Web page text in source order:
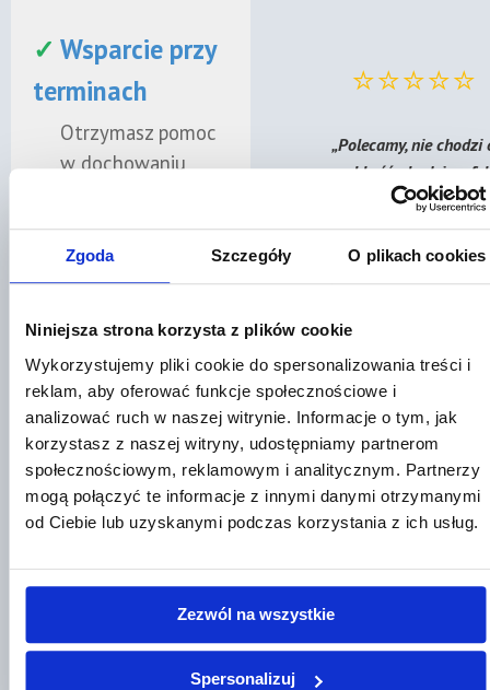
Zgoda Szczegóły O plikach cookies
Niniejsza strona korzysta z plików cookie
Wykorzystujemy pliki cookie do spersonalizowania treści i
reklam, aby oferować funkcje społecznościowe i
analizować ruch w naszej witrynie. Informacje o tym, jak
korzystasz z naszej witryny, udostępniamy partnerom
społecznościowym, reklamowym i analitycznym. Partnerzy
mogą połączyć te informacje z innymi danymi otrzymanymi
od Ciebie lub uzyskanymi podczas korzystania z ich usług.
Zezwól na wszystkie
Spersonalizuj
✓ Wsparcie przy
terminach
Otrzymasz pomoc
w dochowaniu
na złożenie
oświadczenia o
przyjęciu lub
✓Dobór
właściwego
rozwiązania
Specjalista wyjaśni,
kiedy warto przyjąć
spadek wprost, z
dobrodziejstwem
inwentarza albo go
odrzucić.
⭐⭐⭐⭐⭐
„Polecamy, nie chodzi
szybkość, chodzi o
końcowy!"
Zobacz nasze oceny
Znajdź
⭐⭐⭐⭐⭐
„Rewelacyjnie, szybko
bez problemów.
współpracę z
Radcy Prawnego